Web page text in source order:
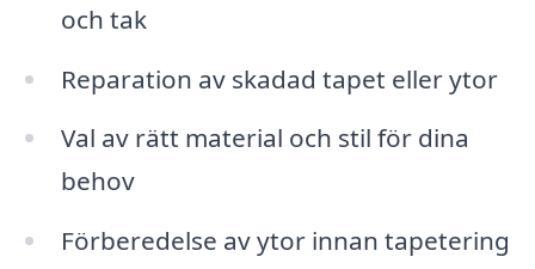
och tak
Reparation av skadad tapet eller ytor
Val av rätt material och stil för dina
behov
Förberedelse av ytor innan tapetering